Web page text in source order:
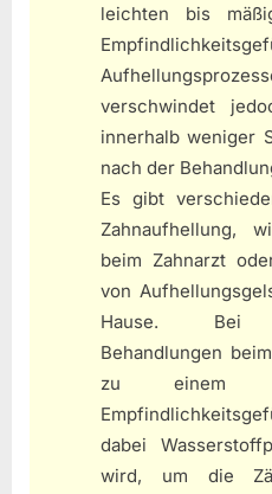
leichten bis
verschwindet
innerhalb weniger
nach der
Es gibt
Zahnaufhellung,
beim Zahnarzt
von
Hause. Bei
Behandlungen
zu einem
dabei
wird, um die